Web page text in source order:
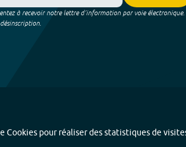
à recevoir notre lettre d’information par voie
Cookies pour réaliser des statistiques de